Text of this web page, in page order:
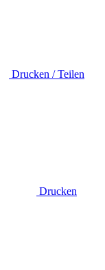
Drucken / Teilen
Drucken